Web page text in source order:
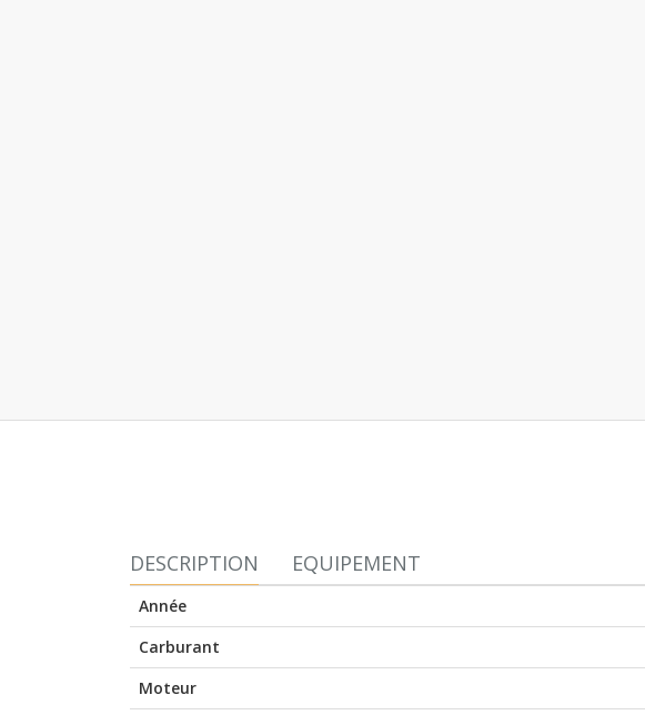
DESCRIPTION EQUIPEMENT
Année
Carburant
Moteur